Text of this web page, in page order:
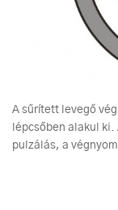
A sűrített levegő
lépcsőben alakul
pulzálás, a